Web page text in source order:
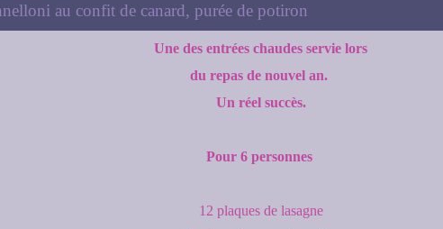
au confit de canard, purée de potiron
Une des entrées chaudes servie lors
du repas de nouvel an.
Un réel succès.
Pour 6 personnes
12 plaques de lasagne